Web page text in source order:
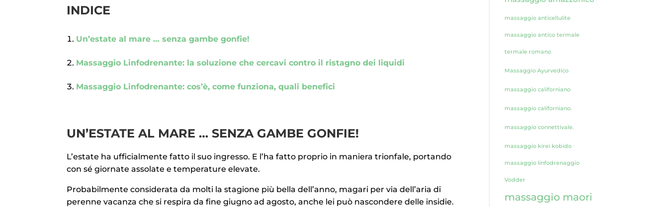
INDICE
Un’estate al mare … senza gambe gonfie!
Massaggio Linfodrenante: la soluzione che cercavi contro il ristagno dei liquidi
Massaggio Linfodrenante: cos’è, come funziona, quali benefici
UN’ESTATE AL MARE … SENZA GAMBE GONFIE!
L’estate ha ufficialmente fatto il suo ingresso. E l’ha fatto proprio in maniera trionfale, portando
con sé giornate assolate e temperature elevate.
Probabilmente considerata da molti la stagione più bella dell’anno, magari per via dell’aria di
perenne vacanza che si respira da fine giugno ad agosto, anche lei può nascondere delle insidie.
massaggio anticellulite
massaggio antico termale
termale romano
Massaggio Ayurvedico
massaggio californiano
massaggio californiano.
massaggio connettivale.
massaggio kirei kobido
massaggio linfodrenaggio
Vodder
massaggio maori